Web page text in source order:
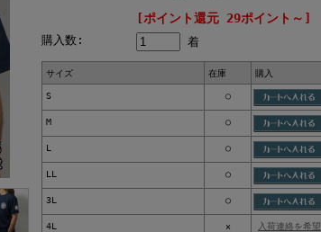
[ポイント還元 29ポイント～]
購入数: 着
サイズ 在庫 購入
S ○
M ○
L ○
LL ○
3L ○
4L × 入荷連絡を希望